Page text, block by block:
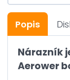
Popis
Nárazník
Aerower